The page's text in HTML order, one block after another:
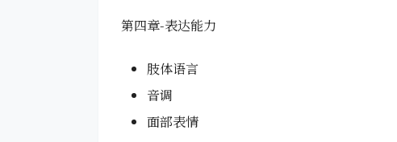
第四章-表达能力
肢体语言
音调
面部表情